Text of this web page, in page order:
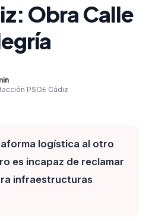
Obra Calle
PSOE Cádiz
logística al otro
es incapaz de reclamar
infraestructuras